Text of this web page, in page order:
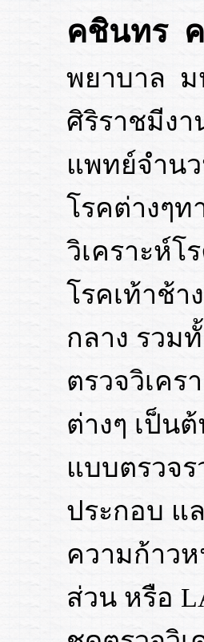
คชินทร
พยาบาล ม
ศิริราชมีง
แพทย์จำน
โรคต่างๆท
วิเคราะห์โ
โรคเท้าช้
กลาง รวม
ตรวจวิเคร
ต่างๆ เป็น
แบบตรวจ
ประกอบ แ
ความก้าว
ส่วน หรือ